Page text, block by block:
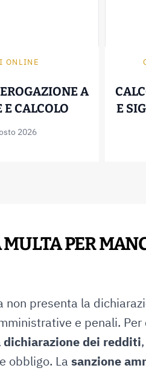
ONLINE
A
CALCOLO MUTUO
2026
E
MULTA PER
non presenta la
e penali.
dichiarazione dei redditi
obbligo. La sanzione